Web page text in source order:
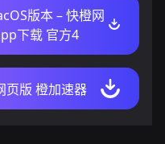
版本 – 快橙网
下载 官方4
版 橙加速器